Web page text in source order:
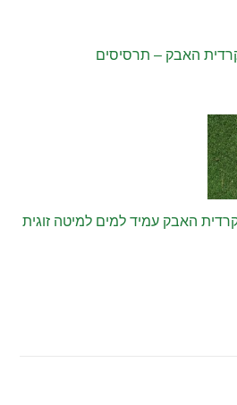
האבק – תרסיסים
מגן קרדית האבק עמיד למים למיטה זוגית